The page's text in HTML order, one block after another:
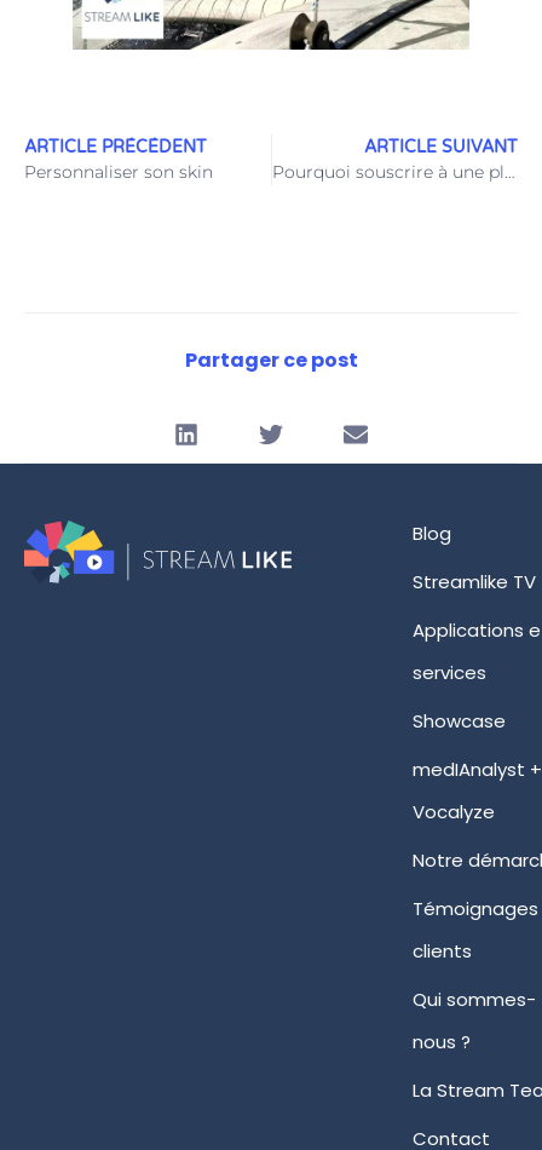
ARTICLE PRÉCÉDENT
Personnaliser son skin
ARTICLE SUIVANT
Pourquoi souscrire à une plateforme vidéo éco-responsable ?
Partager ce post
Blog
Streamlike TV
Applications
services
Showcase
medIAnalyst +
Vocalyze
Notre
clients
Qui sommes-
nous ?
La Stream
Contact